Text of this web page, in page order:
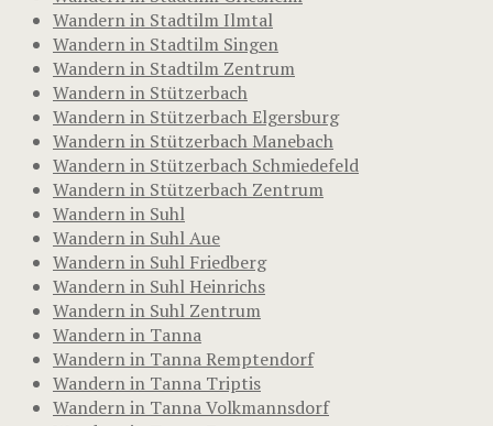
Wandern in Stadtilm Ilmtal
Wandern in Stadtilm Singen
Wandern in Stadtilm Zentrum
Wandern in Stützerbach
Wandern in Stützerbach Elgersburg
Wandern in Stützerbach Manebach
Wandern in Stützerbach Schmiedefeld
Wandern in Stützerbach Zentrum
Wandern in Suhl
Wandern in Suhl Aue
Wandern in Suhl Friedberg
Wandern in Suhl Heinrichs
Wandern in Suhl Zentrum
Wandern in Tanna
Wandern in Tanna Remptendorf
Wandern in Tanna Triptis
Wandern in Tanna Volkmannsdorf